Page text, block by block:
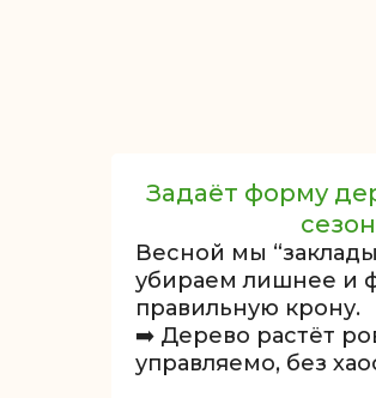
Задаёт форму
сезон
Весной мы
убираем лишнее и
правильную крону.
➡️ Дерево растёт
управляемо, без